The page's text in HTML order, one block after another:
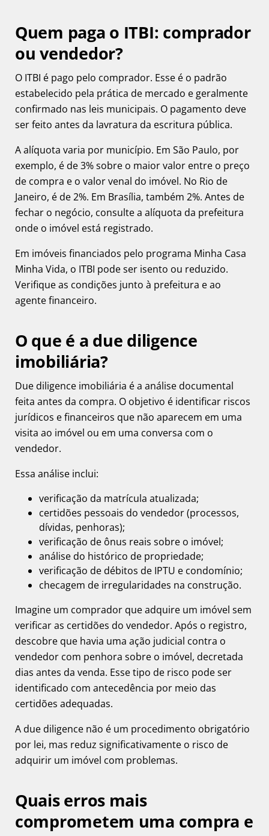
Quem paga o ITBI: comprador
ou vendedor?
O ITBI é pago pelo comprador. Esse é o padrão
estabelecido pela prática de mercado e geralmente
confirmado nas leis municipais. O pagamento deve
ser feito antes da lavratura da escritura pública.
A alíquota varia por município. Em São Paulo, por
exemplo, é de 3% sobre o maior valor entre o preço
de compra e o valor venal do imóvel. No Rio de
Janeiro, é de 2%. Em Brasília, também 2%. Antes de
fechar o negócio, consulte a alíquota da prefeitura
onde o imóvel está registrado.
Em imóveis financiados pelo programa Minha Casa
Minha Vida, o ITBI pode ser isento ou reduzido.
Verifique as condições junto à prefeitura e ao
agente financeiro.
O que é a due diligence
imobiliária?
Due diligence imobiliária é a análise documental
feita antes da compra. O objetivo é identificar riscos
jurídicos e financeiros que não aparecem em uma
visita ao imóvel ou em uma conversa com o
vendedor.
Essa análise inclui:
verificação da matrícula atualizada;
certidões pessoais do vendedor (processos,
dívidas, penhoras);
verificação de ônus reais sobre o imóvel;
análise do histórico de propriedade;
verificação de débitos de IPTU e condomínio;
checagem de irregularidades na construção.
Imagine um comprador que adquire um imóvel sem
verificar as certidões do vendedor. Após o registro,
descobre que havia uma ação judicial contra o
vendedor com penhora sobre o imóvel, decretada
dias antes da venda. Esse tipo de risco pode ser
identificado com antecedência por meio das
certidões adequadas.
A due diligence não é um procedimento obrigatório
por lei, mas reduz significativamente o risco de
adquirir um imóvel com problemas.
Quais erros mais
comprometem uma compra e